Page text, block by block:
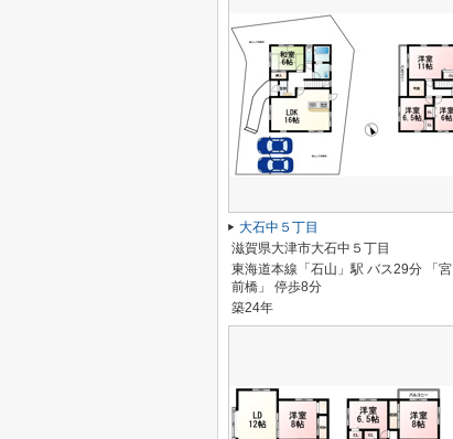
大石中５丁目
滋賀県大津市大石中５丁目
東海道本線「石山」駅 バス29分 「宮
前橋」 停歩8分
築24年